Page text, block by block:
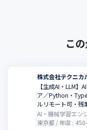
こ
株式会社テクニカ
【生成AI・LLM
ア／Python・
ルリモート可・残
AI・機械学習エン
東京都
年収 : 450-